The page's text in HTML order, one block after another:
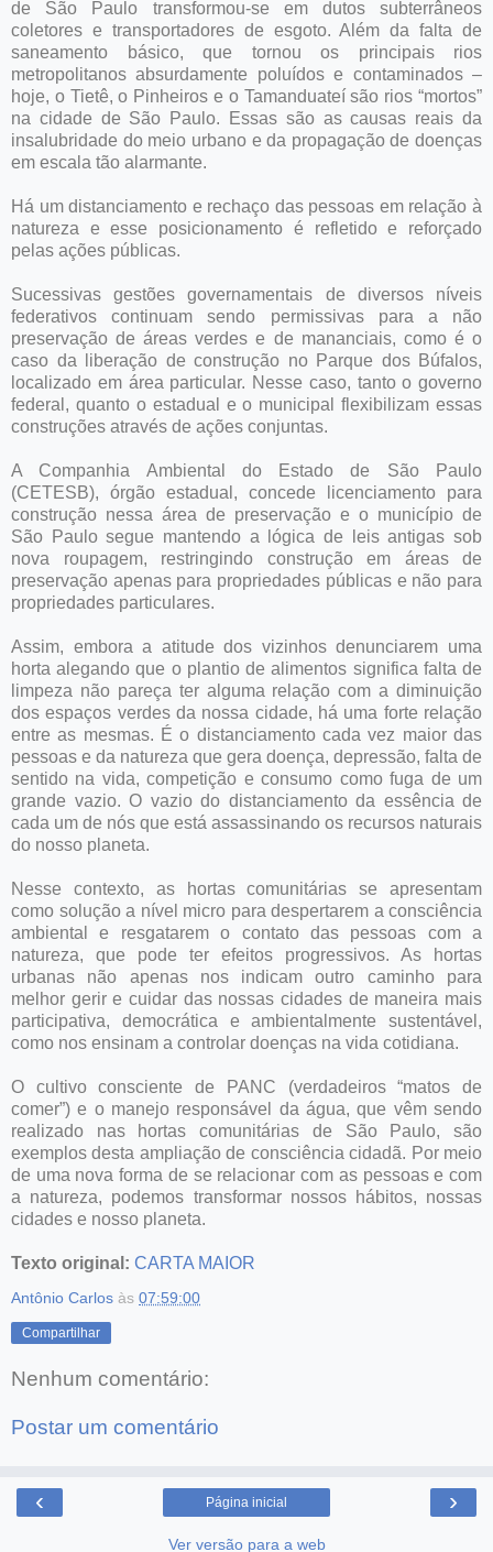
de São Paulo transformou-se em dutos subterrâneos
coletores e transportadores de esgoto. Além da falta de
saneamento básico, que tornou os principais rios
metropolitanos absurdamente poluídos e contaminados –
hoje, o Tietê, o Pinheiros e o Tamanduateí são rios “mortos”
na cidade de São Paulo. Essas são as causas reais da
insalubridade do meio urbano e da propagação de doenças
em escala tão alarmante.
Há um distanciamento e rechaço das pessoas em relação à
natureza e esse posicionamento é refletido e reforçado
pelas ações públicas.
Sucessivas gestões governamentais de diversos níveis
federativos continuam sendo permissivas para a não
preservação de áreas verdes e de mananciais, como é o
caso da liberação de construção no Parque dos Búfalos,
localizado em área particular. Nesse caso, tanto o governo
federal, quanto o estadual e o municipal flexibilizam essas
construções através de ações conjuntas.
A Companhia Ambiental do Estado de São Paulo
(CETESB), órgão estadual, concede licenciamento para
construção nessa área de preservação e o município de
São Paulo segue mantendo a lógica de leis antigas sob
nova roupagem, restringindo construção em áreas de
preservação apenas para propriedades públicas e não para
propriedades particulares.
Assim, embora a atitude dos vizinhos denunciarem uma
horta alegando que o plantio de alimentos significa falta de
limpeza não pareça ter alguma relação com a diminuição
dos espaços verdes da nossa cidade, há uma forte relação
entre as mesmas. É o distanciamento cada vez maior das
pessoas e da natureza que gera doença, depressão, falta de
sentido na vida, competição e consumo como fuga de um
grande vazio. O vazio do distanciamento da essência de
cada um de nós que está assassinando os recursos naturais
do nosso planeta.
Nesse contexto, as hortas comunitárias se apresentam
como solução a nível micro para despertarem a consciência
ambiental e resgatarem o contato das pessoas com a
natureza, que pode ter efeitos progressivos. As hortas
urbanas não apenas nos indicam outro caminho para
melhor gerir e cuidar das nossas cidades de maneira mais
participativa, democrática e ambientalmente sustentável,
como nos ensinam a controlar doenças na vida cotidiana.
O cultivo consciente de PANC (verdadeiros “matos de
comer”) e o manejo responsável da água, que vêm sendo
realizado nas hortas comunitárias de São Paulo, são
exemplos desta ampliação de consciência cidadã. Por meio
de uma nova forma de se relacionar com as pessoas e com
a natureza, podemos transformar nossos hábitos, nossas
cidades e nosso planeta.
Texto original: CARTA MAIOR
Antônio Carlos às 07:59:00
Compartilhar
Nenhum comentário:
Postar um comentário
‹ ›
Página inicial
Ver versão para a web